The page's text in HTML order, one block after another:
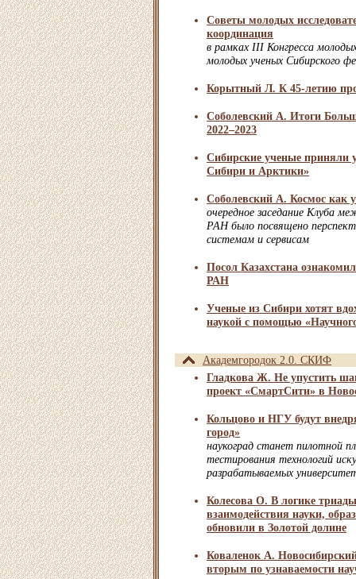
Советы молодых
координация
в рамках III Конгресса
молодых ученых Сибирского
Корытный Л. К 45-летию
Соболевский А. Итоги
2022–2023
Сибирские ученые приняли
Сибири и Арктики»
Соболевский А. Космос как
очередное заседание Клуба
РАН было посвящено
системам и сервисам
Посол Казахстана
РАН
Ученые из Сибири хотят
наукой с помощью
Академгородок 2.0. СКИФ
Гладкова Ж. Не упустить
проект «СмартСити» в
Кольцово и НГУ будут
город»
наукоград станет пилотной
тестирования технологий
разрабатываемых
Колесова О. В логике
взаимодействия науки,
обновили в Золотой долине
Коваленок А.
вторым по узнаваемости